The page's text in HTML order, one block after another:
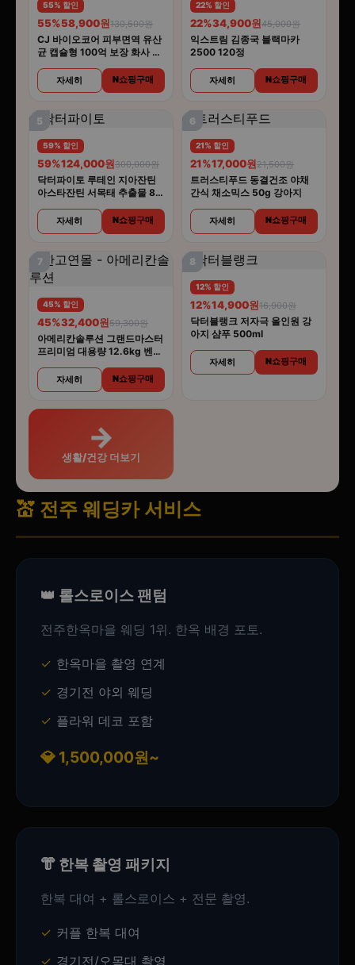
55% 할인
55%58,900원130,500원
CJ 바이오코어 피부면역 유산
균 캡슐형 100억 보장 화사 유
자세히 N쇼핑구매
22% 할인
22%34,900원45,000원
익스트림 김종국 블랙마카
2500 120정
자세히 N쇼핑구매
5
59% 할인
59%124,000원300,000원
닥터파이토 루테인 지아잔틴
아스타잔틴 서목태 추출물 8중
자세히 N쇼핑구매
6
21% 할인
21%17,000원21,500원
트러스티푸드 동결건조 야채
간식 채소믹스 50g 강아지
자세히 N쇼핑구매
7
45% 할인
45%32,400원59,300원
아메리칸솔루션 그랜드마스터
프리미엄 대용량 12.6kg 벤토
자세히 N쇼핑구매
8
12% 할인
12%14,900원16,900원
닥터블랭크 저자극 올인원 강
아지 샴푸 500ml
자세히 N쇼핑구매
→
생활/건강 더보기
💒 전주 웨딩카 서비스
👑 롤스로이스 팬텀
전주한옥마을 웨딩 1위. 한옥 배경 포토.
한옥마을 촬영 연계
경기전 야외 웨딩
플라워 데코 포함
💎 1,500,000원~
👘 한복 촬영 패키지
한복 대여 + 롤스로이스 + 전문 촬영.
커플 한복 대여
경기전/오목대 촬영